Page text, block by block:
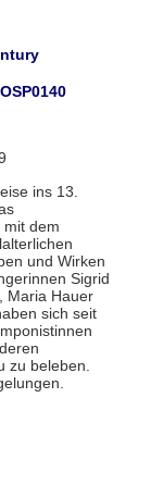
ins 13.
mit dem
und Wirken
Sigrid
Maria Hauer
sich seit
zu beleben.